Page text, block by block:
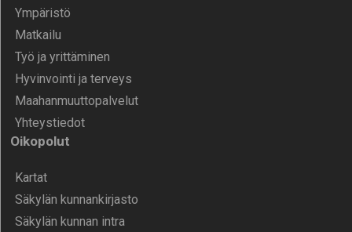
Ympä­ristö
Mat­kailu
Työ ja yrittä­minen
Hyvinvointi ja terveys
Maahanmuuttopalvelut
Yhteystiedot
Oikopolut
Kartat
Säkylän kunnankirjasto
Säkylän kunnan intra